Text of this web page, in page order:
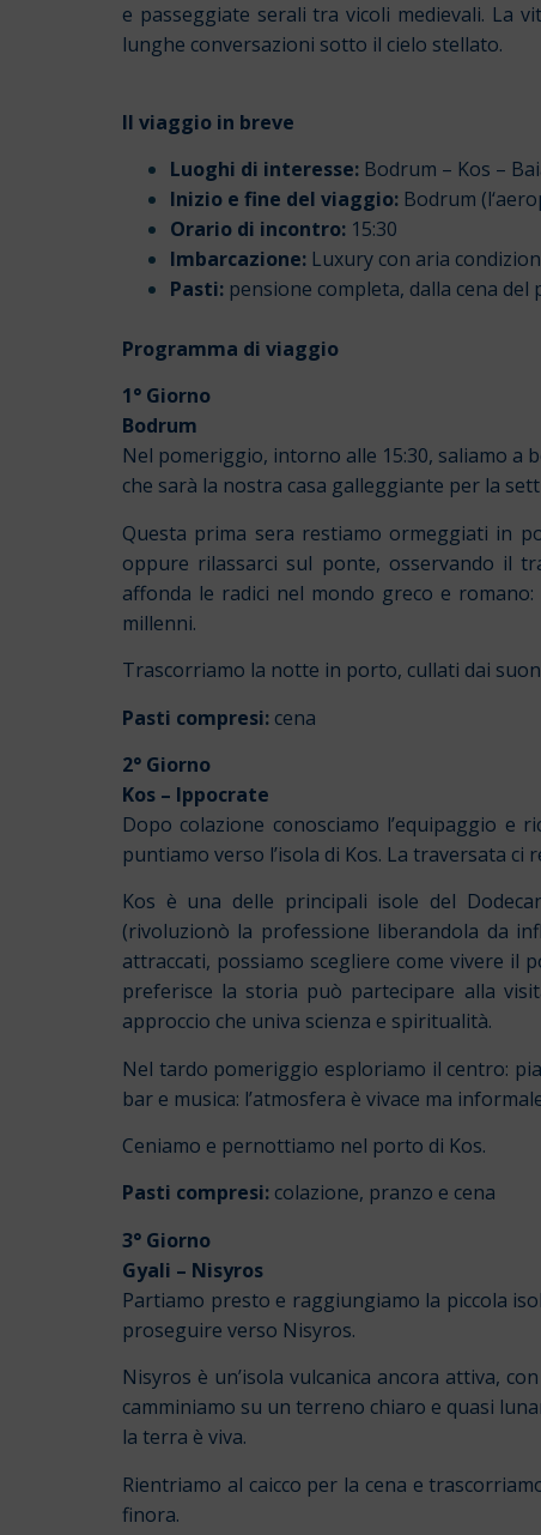
e passeggiate serali tra vicoli medievali. La
lunghe conversazioni sotto il cielo stellato.
Il viaggio in breve
Luoghi di interesse: Bodrum – Kos –
Inizio e fine del viaggio: Bodrum (l
Orario di incontro: 15:30
Imbarcazione: Luxury con aria
Pasti: pensione completa, dalla cena
Programma di viaggio
1° Giorno
Bodrum
Nel pomeriggio, intorno alle 15:30, saliamo a
che sarà la nostra casa galleggiante per la
Questa prima sera restiamo ormeggiati in
oppure rilassarci sul ponte, osservando il
affonda le radici nel mondo greco e
millenni.
Trascorriamo la notte in porto, cullati dai
Pasti compresi: cena
2° Giorno
Kos – Ippocrate
Dopo colazione conosciamo l’equipaggio
puntiamo verso l’isola di Kos. La traversata
Kos è una delle principali isole del
(rivoluzionò la professione liberandola da
attraccati, possiamo scegliere come vivere il
preferisce la storia può partecipare alla
approccio che univa scienza e spiritualità.
Nel tardo pomeriggio esploriamo il centro:
bar e musica: l’atmosfera è vivace ma
Ceniamo e pernottiamo nel porto di Kos.
Pasti compresi: colazione, pranzo e cena
3° Giorno
Gyali – Nisyros
Partiamo presto e raggiungiamo la piccola
proseguire verso Nisyros.
Nisyros è un’isola vulcanica ancora attiva,
camminiamo su un terreno chiaro e quasi
la terra è viva.
Rientriamo al caicco per la cena e
finora.